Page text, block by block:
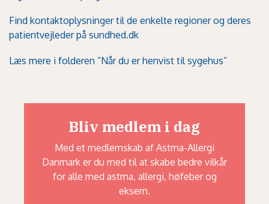
Find kontaktoplysninger til de enkelte regioner og deres
patientvejleder på sundhed.dk
Læs mere i folderen ”Når du er henvist til sygehus”
Bliv medlem i dag
Med et medlemskab af Astma-Allergi
Danmark er du med til at skabe bedre vilkår
for alle med astma, allergi, høfeber og
eksem.